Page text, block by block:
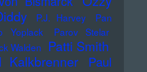
P.J. Harvey
Pan
Yoplack
Parov Stelar
Walden Patti Smith
Kalkbrenner
Paul